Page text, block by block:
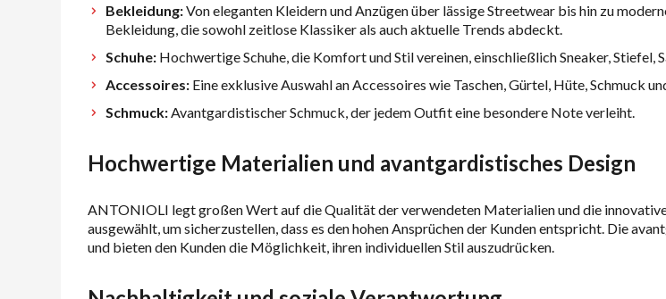
Bekleidung:Von eleganten Kleidern und Anzügen über lässige Streetwear bis hin zu
Bekleidung, die sowohl zeitlose Klassiker als auch aktuelle Trends abdeckt.
Schuhe: Hochwertige Schuhe, die Komfort und Stil vereinen, einschließlich Sneaker, Stiefel,
Accessoires: Eine exklusive Auswahl an Accessoires wie Taschen, Gürtel, Hüte, Schmuck
Schmuck:Avantgardistischer Schmuck, der jedem Outfit eine besondere Note verleiht.
Hochwertige Materialien und avantgardistisches Design
ANTONIOLI legt großen Wert auf die Qualität der verwendeten Materialien und die
ausgewählt, um sicherzustellen, dass es den hohen Ansprüchen der Kunden entspricht. Die
und bieten den Kunden die Möglichkeit, ihren individuellen Stil auszudrücken.